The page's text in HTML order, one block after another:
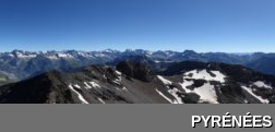
PYRÉNÉES